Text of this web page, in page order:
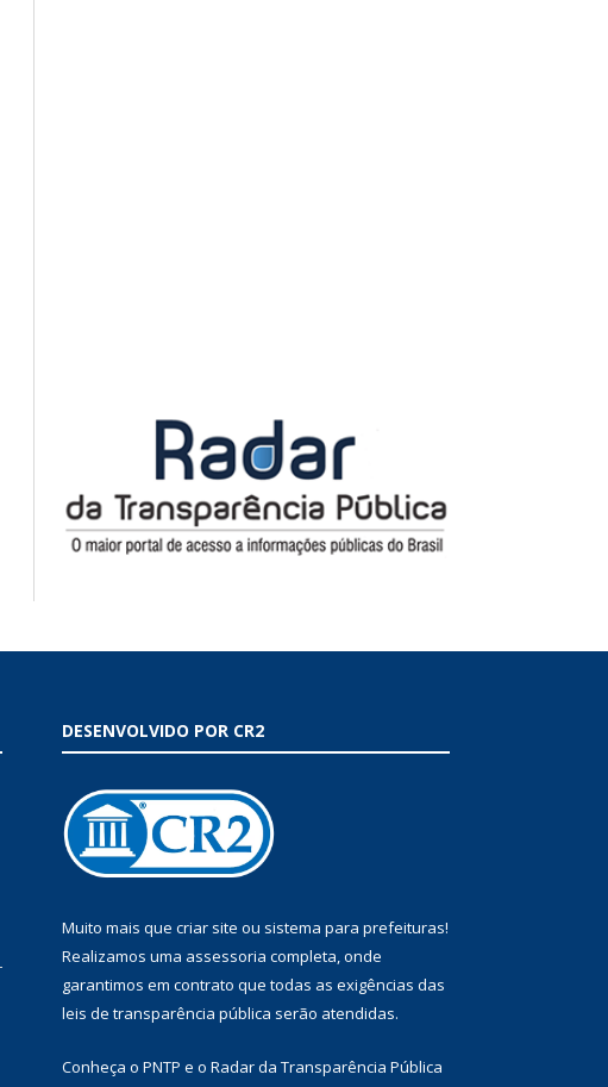
DESENVOLVIDO POR CR2
Muito mais que criar site ou sistema para prefeituras!
Realizamos uma assessoria completa, onde
garantimos em contrato que todas as exigências das
leis de transparência pública serão atendidas.
Conheça o PNTP e o Radar da Transparência Pública